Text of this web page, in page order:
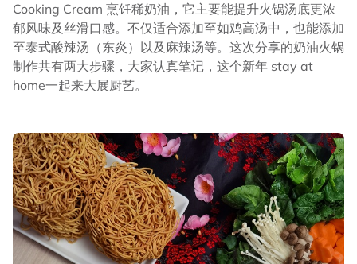
Cooking Cream 烹饪稀奶油，它主要能提升火锅汤底更浓
郁风味及丝滑口感。不仅适合添加至如鸡高汤中，也能添加
至泰式酸辣汤（东炎）以及麻辣汤等。这次分享的奶油火锅
制作共有两大步骤，大家认真笔记，这个新年 stay at
home一起来大展厨艺。